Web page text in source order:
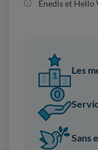
Enedis et
Les
Sans